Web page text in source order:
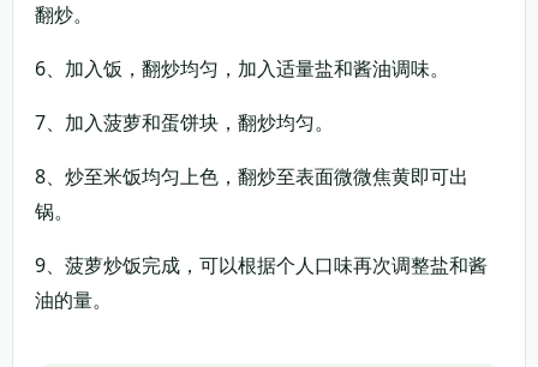
翻炒。
6、加入饭，翻炒均匀，加入适量盐和酱油调味。
7、加入菠萝和蛋饼块，翻炒均匀。
8、炒至米饭均匀上色，翻炒至表面微微焦黄即可出
锅。
9、菠萝炒饭完成，可以根据个人口味再次调整盐和酱
油的量。